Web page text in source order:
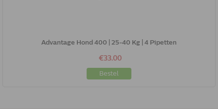
Advantage Hond 400 | 25-40 Kg | 4 Pipetten
€33.00
Bestel